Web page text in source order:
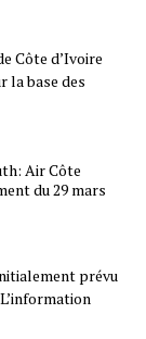
Côte d’Ivoire
la base des
Air Côte
du 29 mars
prévu